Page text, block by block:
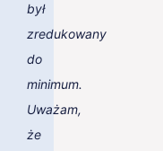
był
zredukowany
do
minimum.
Uważam,
że